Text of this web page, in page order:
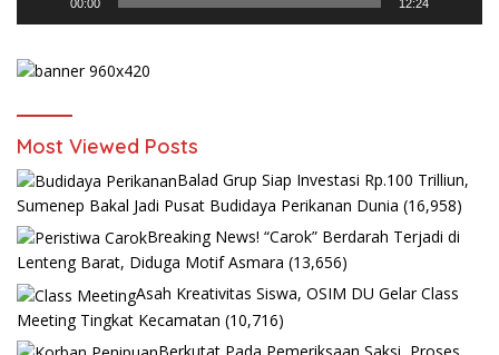
00:00 12:24
Most Viewed Posts
Balad Grup Siap Investasi Rp.100 Trilliun,
Sumenep Bakal Jadi Pusat Budidaya Perikanan Dunia (16,958)
Breaking News! “Carok” Berdarah Terjadi di
Lenteng Barat, Diduga Motif Asmara (13,656)
Asah Kreativitas Siswa, OSIM DU Gelar Class
Meeting Tingkat Kecamatan (10,716)
Berkutat Pada Pemeriksaan Saksi, Proses